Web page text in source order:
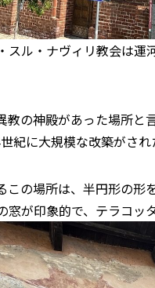
スル・ナヴィリ教会は
の神殿があった場所と
紀に大規模な改築がさ
の場所は、半円形の形
窓が印象的で、テラコッ